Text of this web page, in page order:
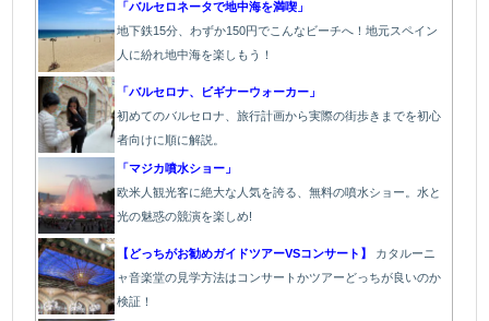
「バルセロネータで地中海を満喫」
地下鉄15分、わずか150円でこんなビーチへ！地元スペイン
人に紛れ地中海を楽しもう！
「バルセロナ、ビギナーウォーカー」
初めてのバルセロナ、旅行計画から実際の街歩きまでを初心
者向けに順に解説。
「マジカ噴水ショー」
欧米人観光客に絶大な人気を誇る、無料の噴水ショー。水と
光の魅惑の競演を楽しめ!
【どっちがお勧めガイドツアーVSコンサート】
カタルーニ
ャ音楽堂の見学方法はコンサートかツアーどっちが良いのか
検証！